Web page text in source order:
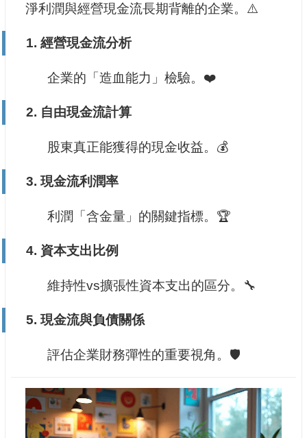
淨利潤與經營現金流長期背離的企業。⚠️
1. 經營現金流分析
企業的「造血能力」檢驗。❤️
2. 自由現金流計算
股東真正能獲得的現金收益。💰
3. 現金流利潤率
利潤「含金量」的關鍵指標。🏆
4. 資本支出比例
維持性vs擴張性資本支出的區分。🔧
5. 現金流與負債關係
評估企業財務彈性的重要視角。🛡️